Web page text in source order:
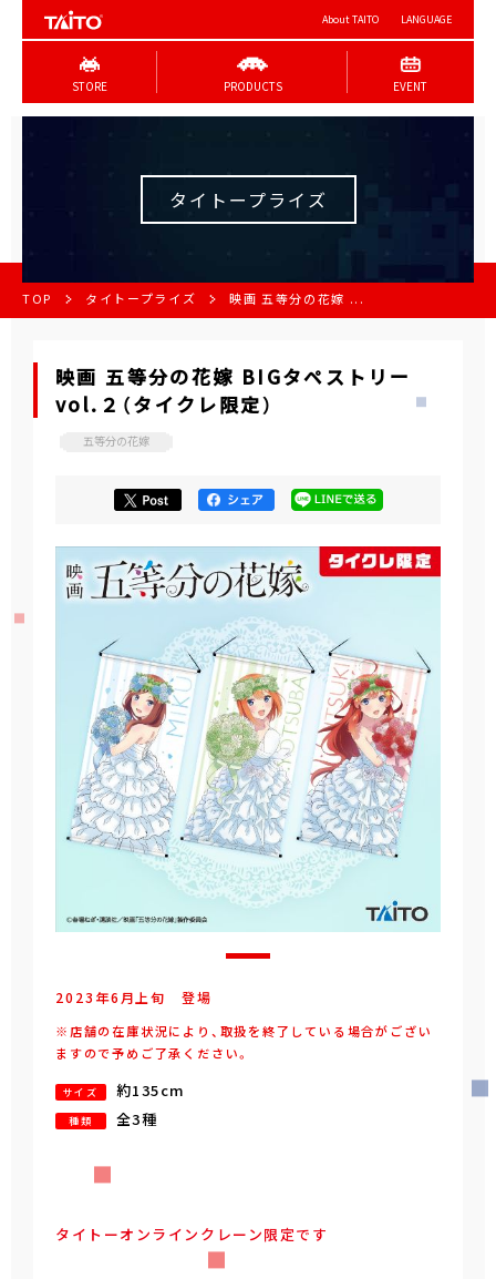
About TAITO LANGUAGE
STORE PRODUCTS EVENT
タイトープライズ
TOP タイトープライズ 映画 五等分の花嫁 ...
映画 五等分の花嫁 BIGタペストリー
vol.２（タイクレ限定）
五等分の花嫁
2023年6 月 上旬 登場
※店舗の在庫状況により、取扱を終了している場合がござい
ますので予めご了承ください。
サイズ 約135cm
種類 全3種
タイトーオンラインクレーン限定です